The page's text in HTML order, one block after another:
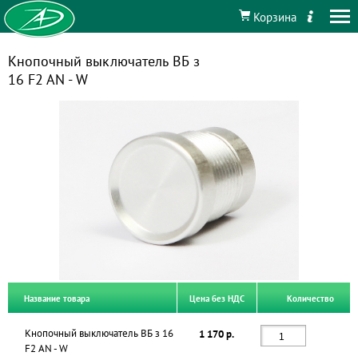
Корзина
Кнопочный выключатель ВБ з
16 F2 AN - W
Название товара Цена без НДС Количество
Кнопочный выключатель ВБ з 16
F2 AN - W
1 170 р.